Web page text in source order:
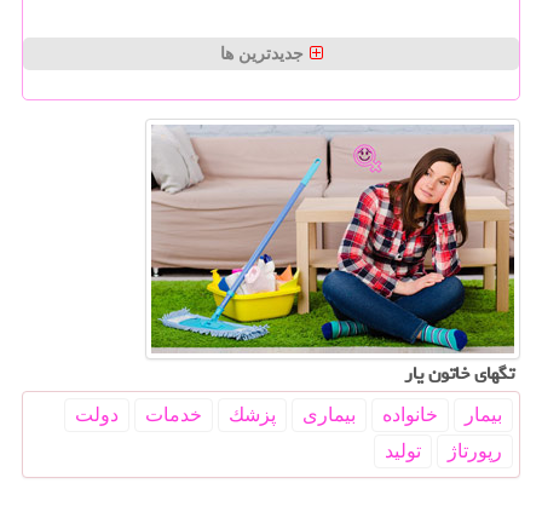
جدیدترین ها
تگهای خاتون یار
بیمار خانواده بیماری پزشك خدمات
دولت
رپورتاژ
تولید